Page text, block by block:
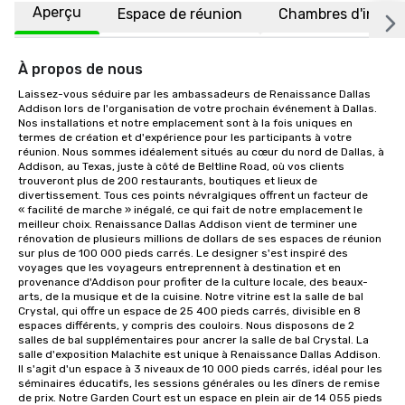
Aperçu Espace de réunion Chambres
À propos de nous
Laissez-vous séduire par les ambassadeurs de Renaissance Dallas
Addison lors de l'organisation de votre prochain événement à Dallas.
Nos installations et notre emplacement sont à la fois uniques en
termes de création et d'expérience pour les participants à votre
réunion. Nous sommes idéalement situés au cœur du nord de Dallas, à
Addison, au Texas, juste à côté de Beltline Road, où vos clients
trouveront plus de 200 restaurants, boutiques et lieux de
divertissement. Tous ces points névralgiques offrent un facteur de
« facilité de marche » inégalé, ce qui fait de notre emplacement le
meilleur choix. Renaissance Dallas Addison vient de terminer une
rénovation de plusieurs millions de dollars de ses espaces de réunion
sur plus de 100 000 pieds carrés. Le designer s'est inspiré des
voyages que les voyageurs entreprennent à destination et en
provenance d'Addison pour profiter de la culture locale, des beaux-
arts, de la musique et de la cuisine. Notre vitrine est la salle de bal
Crystal, qui offre un espace de 25 400 pieds carrés, divisible en 8
espaces différents, y compris des couloirs. Nous disposons de 2
salles de bal supplémentaires pour ancrer la salle de bal Crystal. La
salle d'exposition Malachite est unique à Renaissance Dallas Addison.
Il s'agit d'un espace à 3 niveaux de 10 000 pieds carrés, idéal pour les
séminaires éducatifs, les sessions générales ou les dîners de remise
de prix. Notre Garden Court est un espace en plein air de 14 055 pieds